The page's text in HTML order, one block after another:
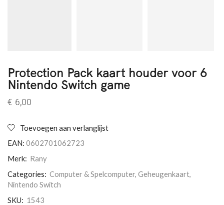
Protection Pack kaart houder voor 6
Nintendo Switch game
€ 6,00
Toevoegen aan verlanglijst
EAN: 0602701062723
Merk: Rany
Categories: Computer & Spelcomputer, Geheugenkaart,
Nintendo Switch
SKU: 1543